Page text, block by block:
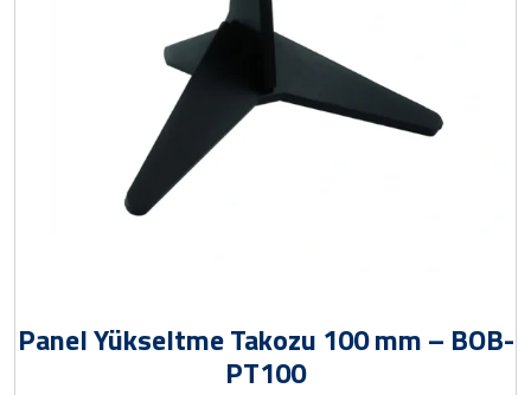
Panel Yükseltme Takozu 100 mm – BOB-
PT100